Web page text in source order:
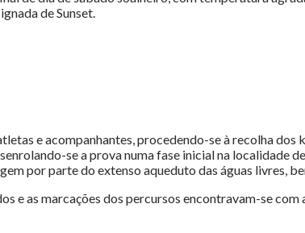
de Sunset.
e acompanhantes, procedendo-se à recolha dos
se a prova numa fase inicial na localidade
por parte do extenso aqueduto das águas livres,
e as marcações dos percursos encontravam-se